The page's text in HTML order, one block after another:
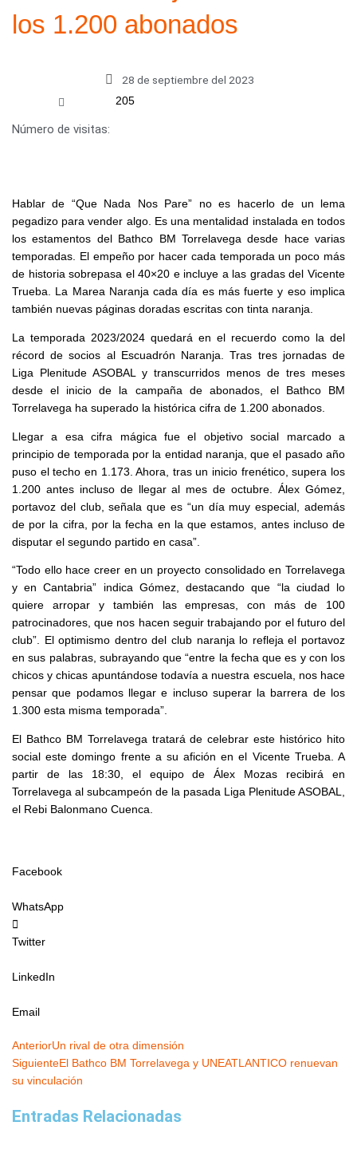
los 1.200 abonados
28 de septiembre del 2023
Número de visitas:
205
Hablar de “Que Nada Nos Pare” no es hacerlo de un lema
pegadizo para vender algo. Es una mentalidad instalada en todos
los estamentos del Bathco BM Torrelavega desde hace varias
temporadas. El empeño por hacer cada temporada un poco más
de historia sobrepasa el 40×20 e incluye a las gradas del Vicente
Trueba. La Marea Naranja cada día es más fuerte y eso implica
también nuevas páginas doradas escritas con tinta naranja.
La temporada 2023/2024 quedará en el recuerdo como la del
récord de socios al Escuadrón Naranja. Tras tres jornadas de
Liga Plenitude ASOBAL y transcurridos menos de tres meses
desde el inicio de la campaña de abonados, el Bathco BM
Torrelavega ha superado la histórica cifra de 1.200 abonados.
Llegar a esa cifra mágica fue el objetivo social marcado a
principio de temporada por la entidad naranja, que el pasado año
puso el techo en 1.173. Ahora, tras un inicio frenético, supera los
1.200 antes incluso de llegar al mes de octubre. Álex Gómez,
portavoz del club, señala que es “un día muy especial, además
de por la cifra, por la fecha en la que estamos, antes incluso de
disputar el segundo partido en casa”.
“Todo ello hace creer en un proyecto consolidado en Torrelavega
y en Cantabria” indica Gómez, destacando que “la ciudad lo
quiere arropar y también las empresas, con más de 100
patrocinadores, que nos hacen seguir trabajando por el futuro del
club”. El optimismo dentro del club naranja lo refleja el portavoz
en sus palabras, subrayando que “entre la fecha que es y con los
chicos y chicas apuntándose todavía a nuestra escuela, nos hace
pensar que podamos llegar e incluso superar la barrera de los
1.300 esta misma temporada”.
El Bathco BM Torrelavega tratará de celebrar este histórico hito
social este domingo frente a su afición en el Vicente Trueba. A
partir de las 18:30, el equipo de Álex Mozas recibirá en
Torrelavega al subcampeón de la pasada Liga Plenitude ASOBAL,
el Rebi Balonmano Cuenca.
Facebook
WhatsApp
Twitter
LinkedIn
Email
Ant
AnteriorUn rival de otra dimensión
SiguienteEl Bathco BM Torrelavega y UNEATLANTICO renuevan
su vinculación
Siguiente
Entradas Relacionadas